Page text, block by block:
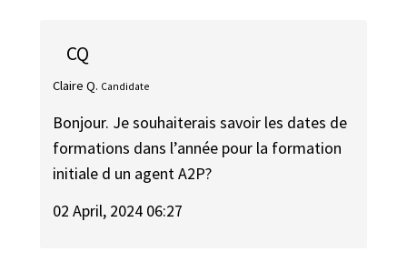
CQ
Claire Q. Candidate
Bonjour. Je souhaiterais savoir les dates de
formations dans l’année pour la formation
initiale d un agent A2P?
02 April, 2024 06:27